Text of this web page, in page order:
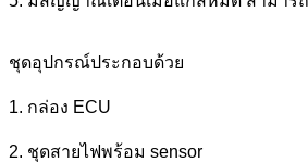
ชุดอุปกรณ์ประกอบด้วย
1. กล่อง ECU
2. ชุดสายไฟพร้อม sensor